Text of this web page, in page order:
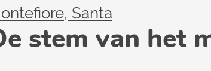
Santa
stem van het